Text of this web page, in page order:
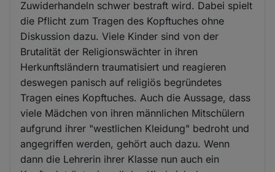
Zuwiderhandeln schwer bestraft wird. Dabei spielt
die Pflicht zum Tragen des Kopftuches ohne
Diskussion dazu. Viele Kinder sind von der
Brutalität der Religionswächter in ihren
Herkunftsländern traumatisiert und reagieren
deswegen panisch auf religiös begründetes
Tragen eines Kopftuches. Auch die Aussage, dass
viele Mädchen von ihren männlichen Mitschülern
aufgrund ihrer "westlichen Kleidung" bedroht und
angegriffen werden, gehört auch dazu. Wenn
dann die Lehrerin ihrer Klasse nun auch ein